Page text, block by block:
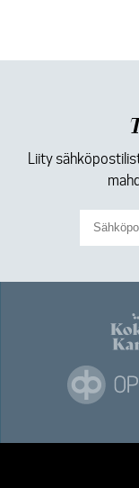
Liity